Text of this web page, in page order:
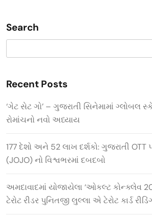
Search
Recent Posts
‘ગેટ સેટ ગો’ – ગુજરાતી સિનેમામાં
રોમાંચનો નવો અધ્યાય
177 દેશો અને 52 લાખ દર્શકો: ગુજરાતી OTT
(JOJO) નો વિશ્વભરમાં દબદબો
અમદાવાદમાં યોજાયેલા ‘ઓકલ્ટ કોન્ક્લેવ
ટેરોટ રીડર પુનિતજી લુલ્લા એ ટેરોટ કાર્ડ